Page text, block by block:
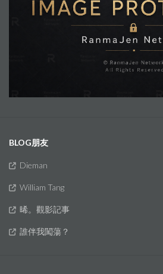
BLOG朋友
Dieman
William Tang
晞。觀影記事
誰伴我闖蕩？